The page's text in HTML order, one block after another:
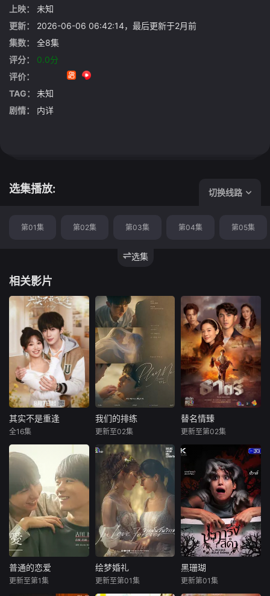
上映：
未知
更新：
2026-06-06 06:42:14，最后更新于2月前
集数：
全8集
评分：
0.0分
评价：
TAG：
未知
剧情：
内详
选集播放: 切换线路
选集
第01集 第02集 第03集 第04集 第05集
相关影片
其实不是重逢
黄圣依
一群怀揣各自
“失意”的年轻人，
在沿海小城南安相
遇相知，他们决心
各展所长创办旅行
社。他们以当地的
特色人文与美食为
打动游客。尽管在
创业路上笑料百
其实不是重逢
全16集
我们的排练
暂无内容
我们的排练
更新至02集
替名情臻
塔拉·提帕
纨绔子弟Thatri Th
atriphan因挥霍无
敌倾家荡产，豪
宅、情人、朋友一
夜尽失。某日搭乘
火车时，他偶遇同
名旧友，曾是穷小
子的Thatri Worrap
hat，如今正要去继
替名情臻
更新至第02集
普通的恋爱
普通的恋爱
更新至第1集
绘梦婚礼
绘梦婚礼
更新至第01集
黑珊瑚
黑珊瑚
更新第01集